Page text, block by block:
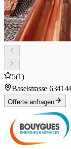
5(1)
Baselstrasse 63
Offerte anfragen